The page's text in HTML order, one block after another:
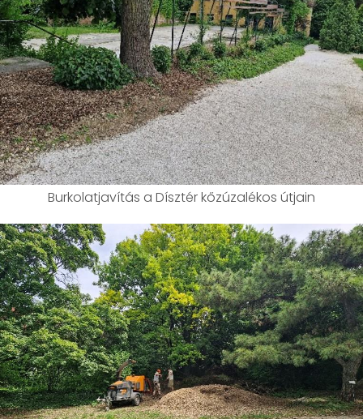
Burkolatjavítás a Dísztér kőzúzalékos útjain